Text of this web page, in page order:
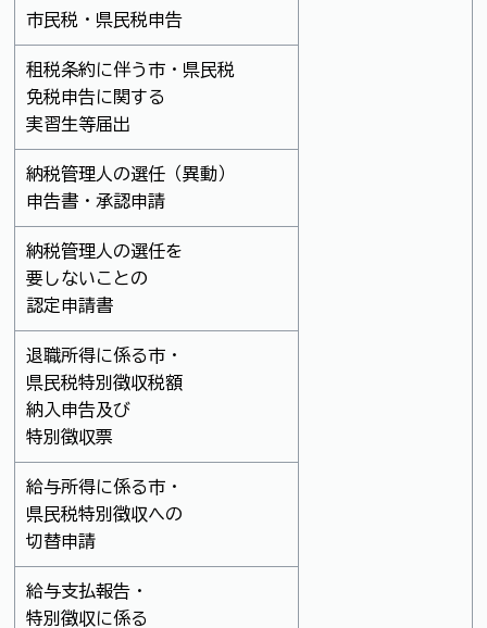
市民税・県民税申告
租税条約に伴う市・県民税
免税申告に関する
実習生等届出
納税管理人の選任（異動）
申告書・承認申請
納税管理人の選任を
要しないことの
認定申請書
退職所得に係る市・
県民税特別徴収税額
納入申告及び
特別徴収票
給与所得に係る市・
県民税特別徴収への
切替申請
給与支払報告・
特別徴収に係る